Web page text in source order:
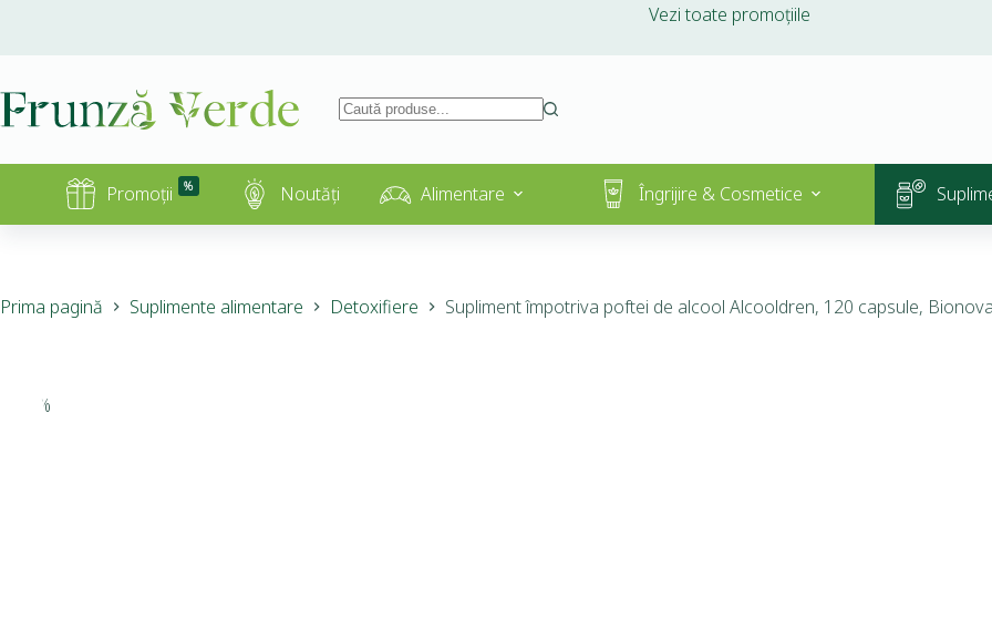
Vezi toate promoțiile
Promoții % Noutăți Alimentare Îngrijire & Cosmetice
Prima pagină Suplimente alimentare Detoxifiere Supliment împotriva poftei de alcool Alcooldren, 120 capsule,
-11%